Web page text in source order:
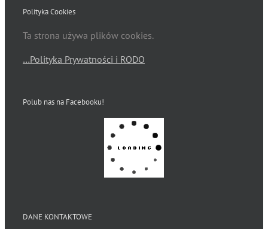
Polityka Cookies
Ta strona używa plików cookies.
…Polityka Prywatności i RODO
Polub nas na Facebooku!
DANE KONTAKTOWE